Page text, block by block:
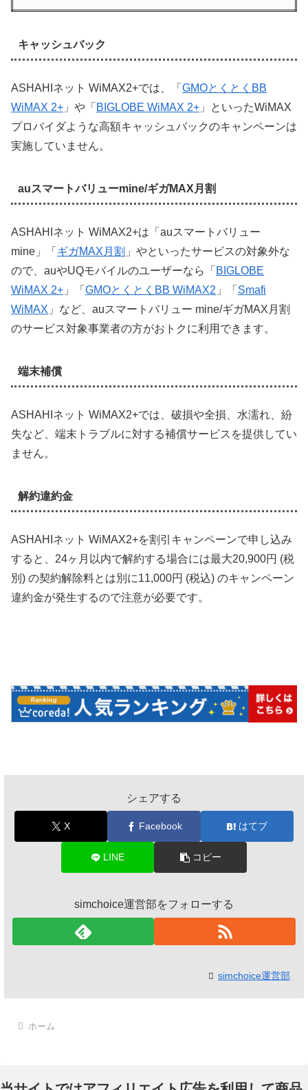
キャッシュバック
ASHAHIネット WiMAX2+では、「 GMOとくとくBB
WiMAX 2+ 」や「 BIGLOBE WiMAX 2+ 」といったWiMAX
プロバイダような高額キャッシュバックのキャンペーンは
実施していません。
auスマートバリューmine/ギガMAX月割
ASHAHIネット WiMAX2+は「auスマートバリュー
mine」「 ギガMAX月割 」やといったサービスの対象外な
ので、auやUQモバイルのユーザーなら「 BIGLOBE
WiMAX 2+ 」「 GMOとくとくBB WiMAX2 」「 Smafi
WiMAX 」など、auスマートバリュー mine/ギガMAX月割
のサービス対象事業者の方がおトクに利用できます。
端末補償
ASHAHIネット WiMAX2+では、破損や全損、水濡れ、紛
失など、端末トラブルに対する補償サービスを提供してい
ません。
解約違約金
ASHAHIネット WiMAX2+を割引キャンペーンで申し込み
すると、24ヶ月以内で解約する場合には最大20,900円 (税
別) の契約解除料とは別に11,000円 (税込) のキャンペーン
違約金が発生するので注意が必要です。
シェアする
X Facebook はてブ
LINE コピー
simchoice運営部をフォローする
simchoice運営部
ホーム